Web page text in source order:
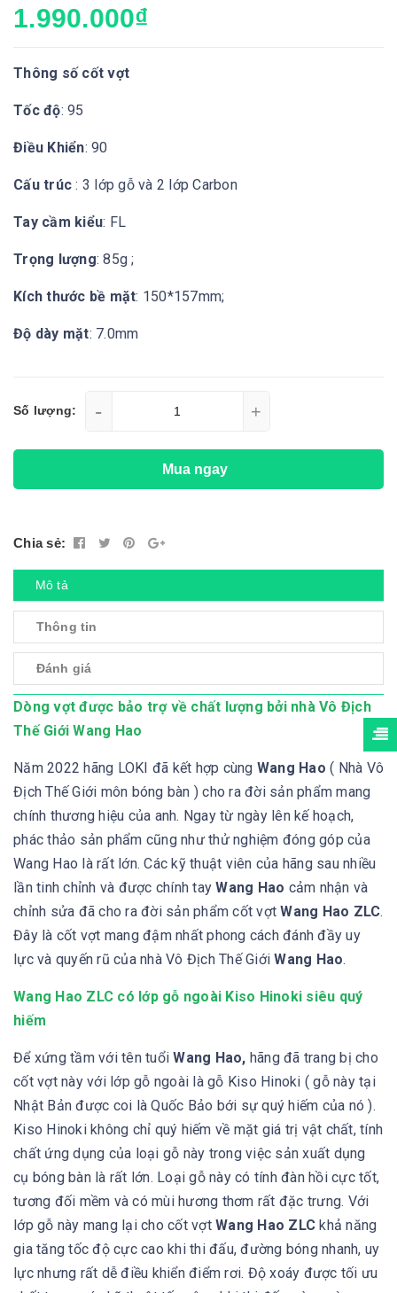
1.990.000₫
Thông số cốt vợt
Tốc độ: 95
Điều Khiển: 90
Cấu trúc: 3 lớp gỗ và 2 lớp Carbon
Tay cầm kiểu: FL
Trọng lượng: 85g ;
Kích thước bề mặt: 150*157mm;
Độ dày mặt: 7.0mm
Số lượng: - +
Mua ngay
Chia sẻ:
Mô tả
Thông tin
Đánh giá
Dòng vợt được bảo trợ về chất lượng bởi nhà Vô Địch
Thế Giới Wang Hao
Năm 2022 hãng LOKI đã kết hợp cùng Wang Hao ( Nhà Vô
Địch Thế Giới môn bóng bàn ) cho ra đời sản phẩm mang
chính thương hiệu của anh. Ngay từ ngày lên kế hoạch,
phác thảo sản phẩm cũng như thử nghiệm đóng góp của
Wang Hao là rất lớn. Các kỹ thuật viên của hãng sau nhiều
lần tinh chỉnh và được chính tayWang Hao cảm nhận và
chỉnh sửa đã cho ra đời sản phẩm cốt vợtWang Hao ZLC.
Đây là cốt vợt mang đậm nhất phong cách đánh đầy uy
lực và quyến rũ của nhà Vô Địch Thế GiớiWang Hao.
Wang Hao ZLC có lớp gỗ ngoài Kiso Hinoki siêu quý
hiếm
Để xứng tầm với tên tuổiWang Hao, hãng đã trang bị cho
cốt vợt này với lớp gỗ ngoài là gỗ Kiso Hinoki ( gỗ này tại
Nhật Bản được coi là Quốc Bảo bới sự quý hiếm của nó ).
Kiso Hinoki không chỉ quý hiếm về mặt giá trị vật chất, tính
chất ứng dụng của loại gỗ này trong việc sản xuất dụng
cụ bóng bàn là rất lớn. Loại gỗ này có tính đàn hồi cực tốt,
tương đối mềm và có mùi hương thơm rất đặc trưng. Với
lớp gỗ này mang lại cho cốt vợt Wang Hao ZLC khả năng
gia tăng tốc độ cực cao khi thi đấu, đường bóng nhanh, uy
lực nhưng rất dễ điều khiển điểm rơi. Độ xoáy được tối ưu